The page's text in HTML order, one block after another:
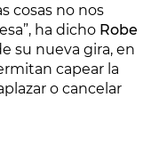
cosas no nos
ha dicho Robe
su nueva gira, en
capear la
o cancelar